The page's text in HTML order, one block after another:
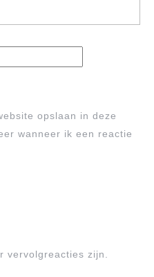
opslaan in deze
wanneer ik een reactie
vervolgreacties zijn.